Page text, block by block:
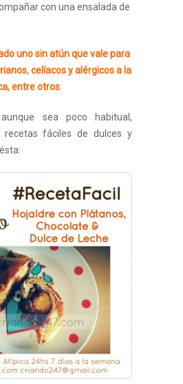
con una ensalada de
uno sin atún que vale para
, celíacos y alérgicos a la
entre otros
sea poco habitual,
fáciles de dulces y